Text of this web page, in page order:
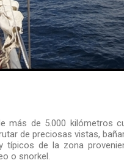
más de 5.000 kilómetros
de preciosas vistas,
típicos de la zona
o snorkel.